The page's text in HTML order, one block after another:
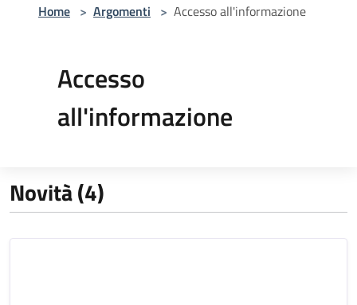
Home > Argomenti > Accesso all'informazione
Accesso
all'informazione
Novità (4)